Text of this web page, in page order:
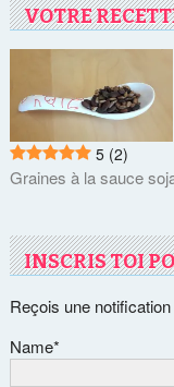
VOTRE
5 (2)
Graines à la sauce
INSCRIS TOI
Reçois une
Name*